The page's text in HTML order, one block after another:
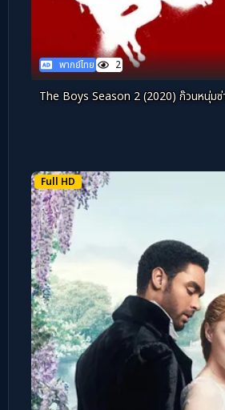
พากย์ไทย 2
The Boys Season 2 (2020) ก๊วนหนุ่มซ่
Full HD